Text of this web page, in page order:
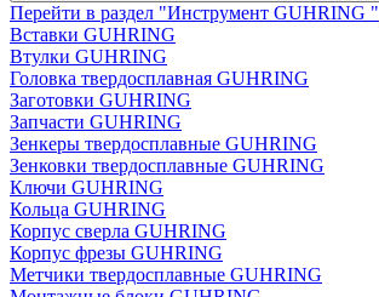
Перейти в раздел "Инструмент GUHRING "
Вставки GUHRING
Втулки GUHRING
Головка твердосплавная GUHRING
Заготовки GUHRING
Запчасти GUHRING
Зенкеры твердосплавные GUHRING
Зенковки твердосплавные GUHRING
Ключи GUHRING
Кольца GUHRING
Корпус сверла GUHRING
Корпус фрезы GUHRING
Метчики твердосплавные GUHRING